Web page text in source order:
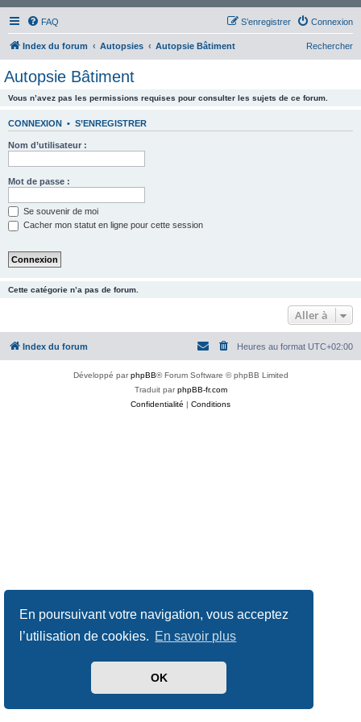
En poursuivant votre navigation, vous acceptez
l’utilisation de cookies. En savoir plus
OK
FAQ Connexion
S’enregistrer
Index du forum Autopsies Autopsie Bâtiment Rechercher
Autopsie Bâtiment
Vous n’avez pas les permissions requises pour consulter les sujets de ce forum.
CONNEXION • S’ENREGISTRER
Nom d’utilisateur :
Mot de passe :
Se souvenir de moi
Cacher mon statut en ligne pour cette session
Cette catégorie n’a pas de forum.
Aller à
Index du forum Heures au format UTC+02:00
Développé parphpBB® Forum Software © phpBB Limited
Traduit parphpBB-fr.com
Confidentialité | Conditions